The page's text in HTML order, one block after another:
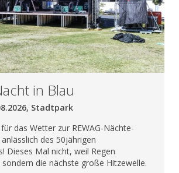
in Blau
Stadtpark
das Wetter zur REWAG-Nächte-
des 50jährigen
Dieses Mal nicht, weil Regen
die nächste große Hitzewelle.